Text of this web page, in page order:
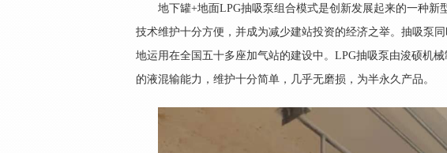
地下罐+地面LPG抽吸泵组合模式是创新发展起来的一种
技术维护十分方便，并成为减少建站投资的经济之举。抽吸泵
地运用在全国五十多座加气站的建设中。LPG抽吸泵由浚硕机
的液混输能力，维护十分简单，几乎无磨损，为半永久产品。